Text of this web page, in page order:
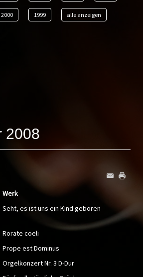
2000 1999 alle anzeigen
2008
Werk
Seht, es ist uns ein Kind geboren
Rorate coeli
Prope est Dominus
Orgelkonzert Nr. 3 D-Dur